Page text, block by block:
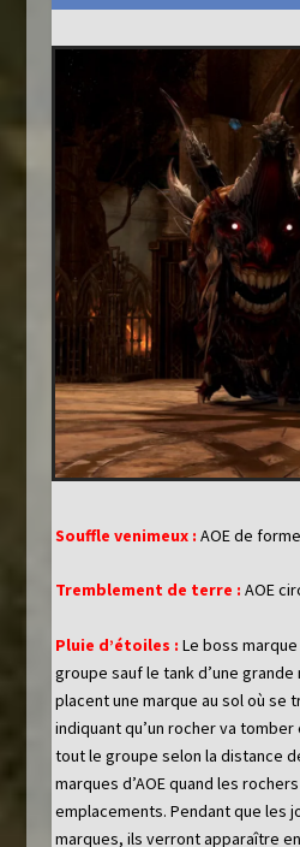
Souffle venimeux : AOE de
Tremblement de terre : AOE
Pluie d’étoiles : Le boss
groupe sauf le tank d’une
placent une marque au sol où se
indiquant qu’un rocher va
tout le groupe selon la distance
marques d’AOE quand les
emplacements. Pendant que les
marques, ils verront apparaître